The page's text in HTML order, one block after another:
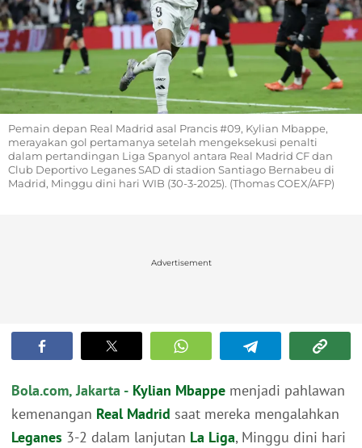
Pemain depan Real Madrid asal Prancis #09, Kylian Mbappe,
merayakan gol pertamanya setelah mengeksekusi penalti
dalam pertandingan Liga Spanyol antara Real Madrid CF dan
Club Deportivo Leganes SAD di stadion Santiago Bernabeu di
Madrid, Minggu dini hari WIB (30-3-2025). (Thomas COEX/AFP)
Advertisement
Bola.com, Jakarta - Kylian Mbappe menjadi pahlawan
kemenangan Real Madrid saat mereka mengalahkan
Leganes 3-2 dalam lanjutan La Liga, Minggu dini hari